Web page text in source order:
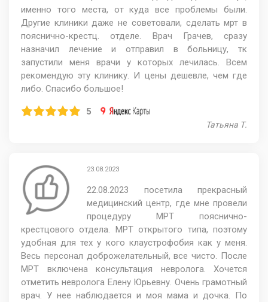
именно того места, от куда все проблемы были.
Другие клиники даже не советовали, сделать мрт в
пояснично-крестц. отделе. Врач Грачев, сразу
назначил лечение и отправил в больницу, тк
запустили меня врачи у которых лечилась. Всем
рекомендую эту клинику. И цены дешевле, чем где
либо. Спасибо большое!
5
Татьяна Т.
23.08.2023
22.08.2023 посетила прекрасный
медицинский центр, где мне провели
процедуру МРТ пояснично-
крестцового отдела. МРТ открытого типа, поэтому
удобная для тех у кого клаустрофобия как у меня.
Весь персонал доброжелательный, все чисто. После
МРТ включена консультация невролога. Хочется
отметить невролога Елену Юрьевну. Очень грамотный
врач. У нее наблюдается и моя мама и дочка. По